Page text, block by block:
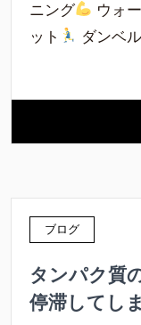
ニング
ウォ
ット
ダンベ
ブログ
タンパク質
停滞してし